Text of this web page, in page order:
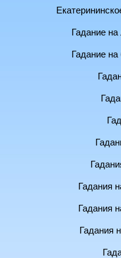
Гадание
Гадание
Гадания
Гадания
Гадания